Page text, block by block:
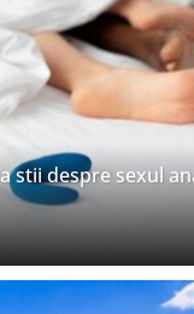
stii despre sexul